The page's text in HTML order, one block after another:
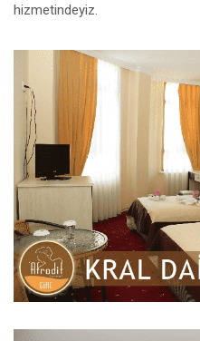
hizmetindeyiz.